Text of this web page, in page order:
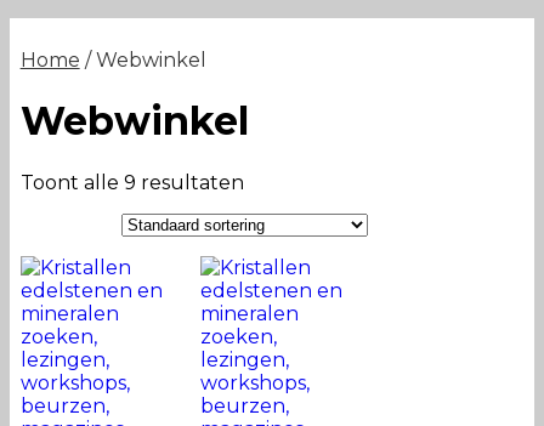
Home / Webwinkel
Webwinkel
Toont alle 9 resultaten